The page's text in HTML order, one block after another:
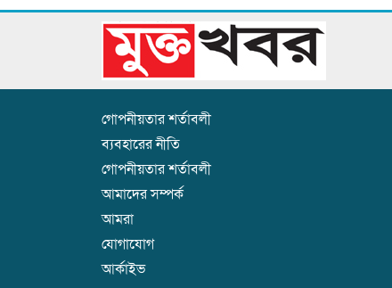
গোপনীয়তার শর্তাবলী
ব্যবহারের নীতি
গোপনীয়তার শর্তাবলী
আমাদের সম্পর্ক
আমরা
যোগাযোগ
আর্কাইভ